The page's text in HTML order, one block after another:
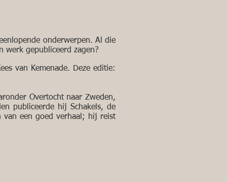
onderwerpen. Al die
werk gepubliceerd zagen?
van Kemenade. Deze editie:
Overtocht naar Zweden,
publiceerde hij Schakels, de
van een goed verhaal; hij reist